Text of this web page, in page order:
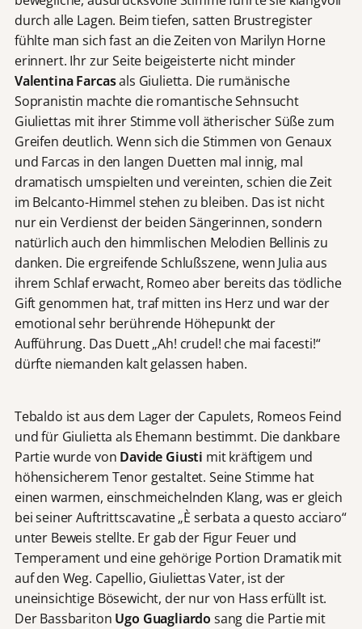
durch alle Lagen. Beim tiefen, satten Brustregister
fühlte man sich fast an die Zeiten von Marilyn Horne
erinnert. Ihr zur Seite beigeisterte nicht minder
Valentina Farcasals Giulietta. Die rumänische
Sopranistin machte die romantische Sehnsucht
Giuliettas mit ihrer Stimme voll ätherischer Süße zum
Greifen deutlich. Wenn sich die Stimmen von Genaux
und Farcas in den langen Duetten mal innig, mal
dramatisch umspielten und vereinten, schien die Zeit
im Belcanto-Himmel stehen zu bleiben. Das ist nicht
nur ein Verdienst der beiden Sängerinnen, sondern
natürlich auch den himmlischen Melodien Bellinis zu
danken. Die ergreifende Schlußszene, wenn Julia aus
ihrem Schlaf erwacht, Romeo aber bereits das tödliche
Gift genommen hat, traf mitten ins Herz und war der
emotional sehr berührende Höhepunkt der
Aufführung. Das Duett „Ah! crudel! che mai facesti!“
dürfte niemanden kalt gelassen haben.
Tebaldo ist aus dem Lager der Capulets, Romeos Feind
und für Giulietta als Ehemann bestimmt. Die dankbare
Partie wurde von Davide Giusti mit kräftigem und
höhensicherem Tenor gestaltet. Seine Stimme hat
einen warmen, einschmeichelnden Klang, was er gleich
bei seiner Auftrittscavatine „È serbata a questo acciaro“
unter Beweis stellte. Er gab der Figur Feuer und
Temperament und eine gehörige Portion Dramatik mit
auf den Weg. Capellio, Giuliettas Vater, ist der
uneinsichtige Bösewicht, der nur von Hass erfüllt ist.
Der Bassbariton Ugo Guagliardo sang die Partie mit